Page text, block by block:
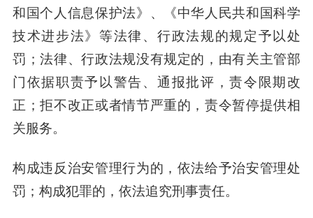
和国个人信息保护法》、《中华人民共和国科学
技术进步法》等法律、行政法规的规定予以处
罚；法律、行政法规没有规定的，由有关主管部
门依据职责予以警告、通报批评，责令限期改
正；拒不改正或者情节严重的，责令暂停提供相
关服务。
构成违反治安管理行为的，依法给予治安管理处
罚；构成犯罪的，依法追究刑事责任。